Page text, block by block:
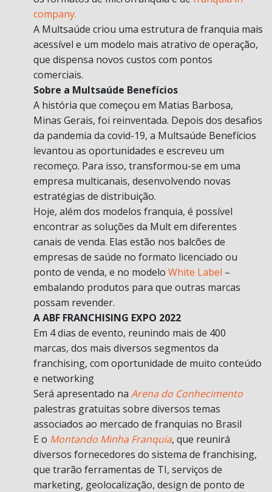
company.
A Multsaúde criou uma estrutura de franquia mais
acessível e um modelo mais atrativo de operação,
que dispensa novos custos com pontos
comerciais.
Sobre a Multsaúde Benefícios
A história que começou em Matias Barbosa,
Minas Gerais, foi reinventada. Depois dos desafios
da pandemia da covid-19, a Multsaúde Benefícios
levantou as oportunidades e escreveu um
recomeço. Para isso, transformou-se em uma
empresa multicanais, desenvolvendo novas
estratégias de distribuição.
Hoje, além dos modelos franquia, é possível
encontrar as soluções da Mult em diferentes
canais de venda. Elas estão nos balcões de
empresas de saúde no formato licenciado ou
ponto de venda, e no modelo White Label –
embalando produtos para que outras marcas
possam revender.
A ABF FRANCHISING EXPO 2022
Em 4 dias de evento, reunindo mais de 400
marcas, dos mais diversos segmentos da
franchising, com oportunidade de muito conteúdo
e networking
Será apresentado na Arena do Conhecimento
palestras gratuitas sobre diversos temas
associados ao mercado de franquias no Brasil
E o Montando Minha Franquia, que reunirá
diversos fornecedores do sistema de franchising,
que trarão ferramentas de TI, serviços de
marketing, geolocalização, design de ponto de